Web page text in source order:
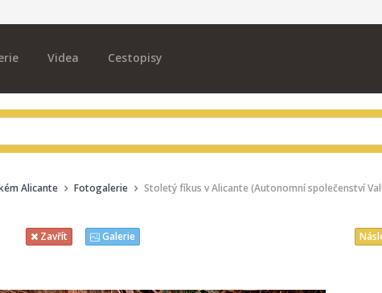
Videa Cestopisy
Alicante Fotogalerie Stoletý fíkus v Alicante (Autonomní společenství
Zavřít Galerie